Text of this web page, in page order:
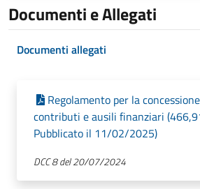
Documenti e Allegati
Documenti allegati
Regolamento per la
contributi e ausili finanziari
Pubblicato il 11/02/2025)
DCC 8 del 20/07/2024